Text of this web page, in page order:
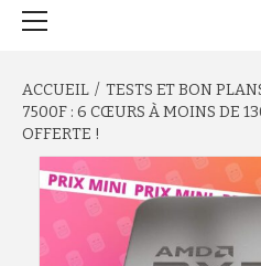
ACCUEIL TESTS ET BON
7500F : 6 CŒURS À MOINS DE
OFFERTE !